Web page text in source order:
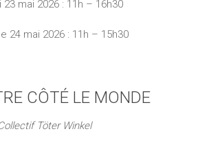
23 mai 2026 : 11h – 16h30
24 mai 2026 : 11h – 15h30
CÔTÉ LE MONDE
Töter Winkel